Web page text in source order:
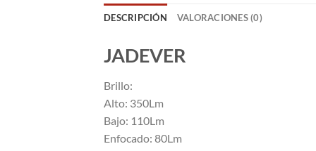
DESCRIPCIÓN VALORACIONES (0)
JADEVER
Brillo:
Alto: 350Lm
Bajo: 110Lm
Enfocado: 80Lm